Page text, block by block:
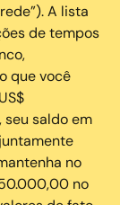
A lista
de tempos
que você
saldo em
no
no